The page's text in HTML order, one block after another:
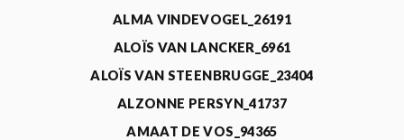
ALMA VINDEVOGEL_26191
ALOÏS VAN LANCKER_6961
ALOÏS VAN STEENBRUGGE_23404
ALZONNE PERSYN_41737
AMAAT DE VOS_94365